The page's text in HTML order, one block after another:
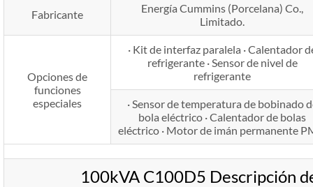
Fabricante
Energía Cummins (Porcelana) Co.,
Limitado.
Opciones de
funciones
especiales
· Kit de interfaz paralela · Calentador
refrigerante · Sensor de nivel de
refrigerante
· Sensor de temperatura de bobinado
bola eléctrico · Calentador de bolas
eléctrico · Motor de imán permanente
100kVA C100D5 Descripción